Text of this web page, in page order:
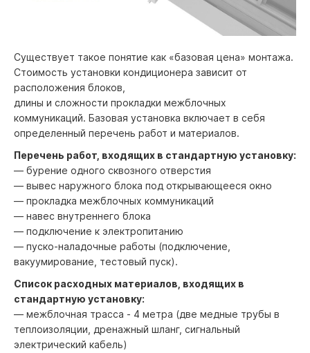
Существует такое понятие как «базовая цена» монтажа.
Стоимость установки кондиционера зависит от
расположения блоков,
длины и сложности прокладки межблочных
коммуникаций. Базовая установка включает в себя
определенный перечень работ и материалов.
Перечень работ, входящих в стандартную установку:
— бурение одного сквозного отверстия
— вывес наружного блока под открывающееся окно
— прокладка межблочных коммуникаций
— навес внутреннего блока
— подключение к электропитанию
— пуско-наладочные работы (подключение,
вакуумирование, тестовый пуск).
Список расходных материалов, входящих в
стандартную установку:
— межблочная трасса - 4 метра (две медные трубы в
теплоизоляции, дренажный шланг, сигнальный
электрический кабель)